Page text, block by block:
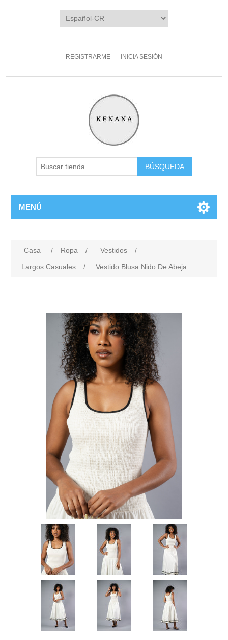
REGISTRARME INICIA SESIÓN
MENÚ
Casa / Ropa / Vestidos
/
Largos Casuales
/ Vestido Blusa Nido De Abeja